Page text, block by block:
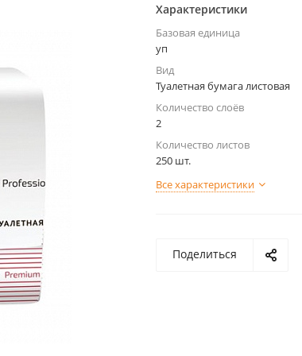
Характеристики
Базовая единица
уп
Вид
Туалетная бумага листовая
Количество слоёв
2
Количество листов
250 шт.
Все характеристики
Поделиться